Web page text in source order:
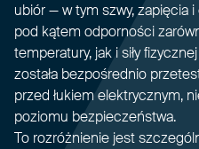
ubiór — w tym szwy, zapięcia
pod kątem odporności
temperatury, jak i siły
została bezpośrednio
przed łukiem elektrycznym,
poziomu bezpieczeństwa.
To rozróżnienie jest